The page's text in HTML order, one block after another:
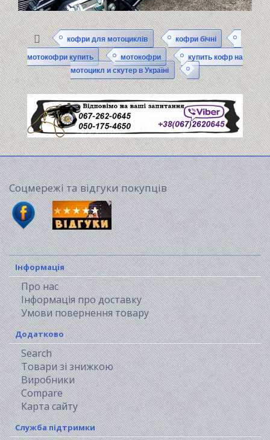
кофри для мотоциклів
кофри бічні
мотокофри купить
мотокофри
купить кофр на
мотоцикл и скутер в Україні
Соцмережі та відгуки покупців
Інформація
Про нас
Інформація про доставку
Умови повернення товару
Додатково
Search
Товари зі знижкою
Виробники
Compare
Карта сайту
Служба підтримки